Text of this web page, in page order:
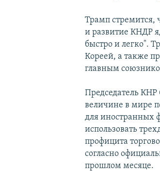
Трамп стремится,
и развитие КНДР
быстро и легко".
Кореей, а также
главным
Председатель КНР
величине в мире
для иностранных
использовать
профицита
согласно
прошлом месяце.